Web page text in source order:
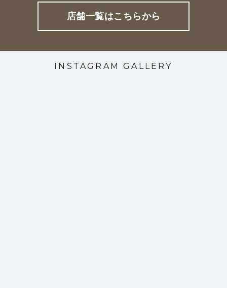
店舗一覧はこちらから
INSTAGRAM GALLERY